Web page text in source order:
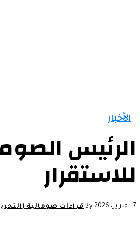
الأخبار
الرئيس
للاستقرار
7 فبراير، 2026 By قراءات صومالية